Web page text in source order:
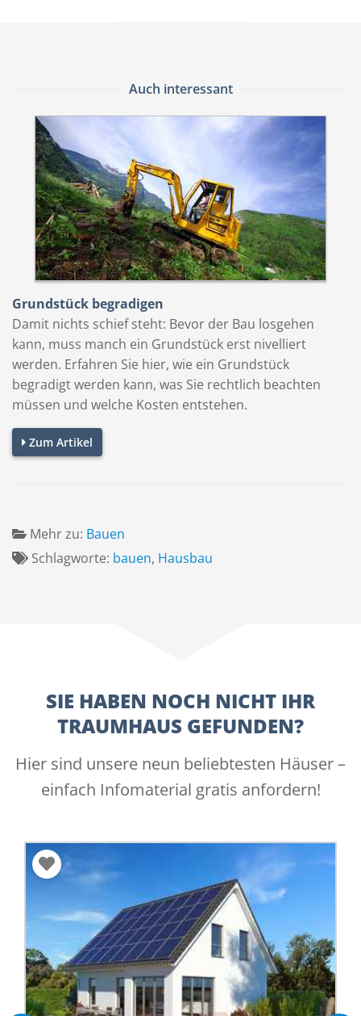
Auch interessant
Grundstück begradigen
Damit nichts schief steht: Bevor der Bau losgehen
kann, muss manch ein Grundstück erst nivelliert
werden. Erfahren Sie hier, wie ein Grundstück
begradigt werden kann, was Sie rechtlich beachten
müssen und welche Kosten entstehen.
Zum Artikel
Mehr zu: Bauen
Schlagworte: bauen, Hausbau
SIE HABEN NOCH NICHT IHR
TRAUMHAUS GEFUNDEN?
Hier sind unsere neun beliebtesten Häuser –
einfach Infomaterial gratis anfordern!